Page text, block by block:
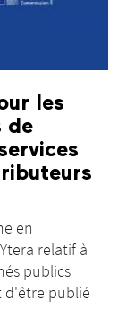
les
de
en
relatif à
publics
d'être publié